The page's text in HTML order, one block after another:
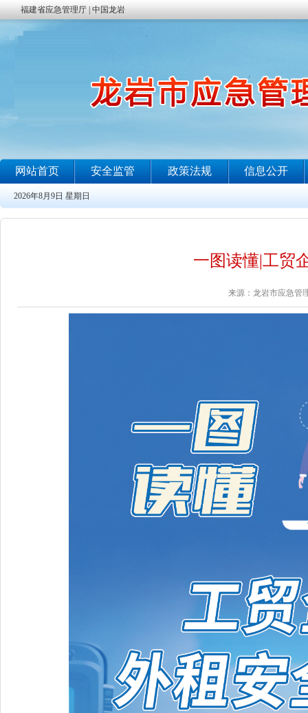
一图读懂|工贸
来源：龙岩市应急管